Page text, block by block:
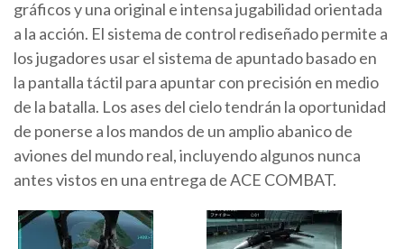
gráficos y una original e intensa jugabilidad orientada
a la acción. El sistema de control rediseñado permite a
los jugadores usar el sistema de apuntado basado en
la pantalla táctil para apuntar con precisión en medio
de la batalla. Los ases del cielo tendrán la oportunidad
de ponerse a los mandos de un amplio abanico de
aviones del mundo real, incluyendo algunos nunca
antes vistos en una entrega de ACE COMBAT.